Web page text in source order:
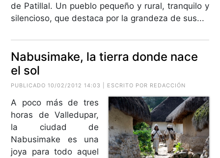
de Patillal. Un pueblo pequeño y rural, tranquilo y
silencioso, que destaca por la grandeza de sus...
Nabusimake, la tierra donde nace
el sol
PUBLICADO 10/02/2012 14:03 | ESCRITO POR REDACCIÓN
A poco más de tres
horas de Valledupar,
la ciudad de
Nabusimake es una
joya para todo aquel